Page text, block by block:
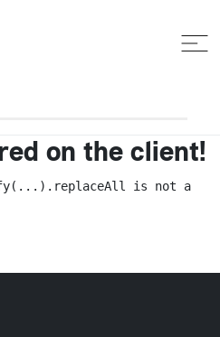
on the client!
is not a